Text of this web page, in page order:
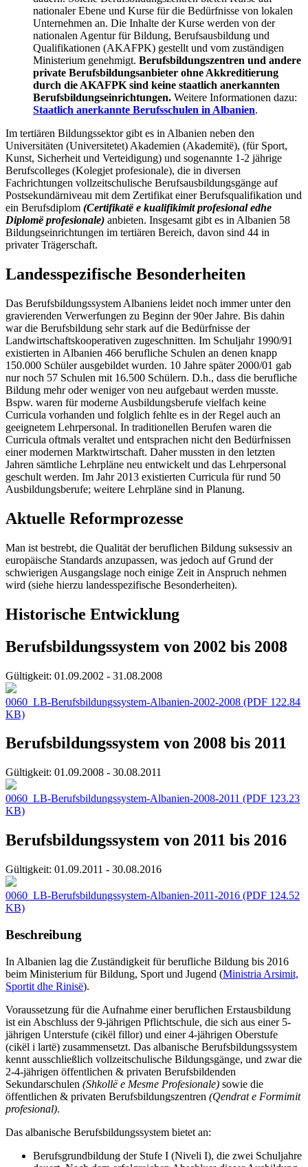
nationaler Ebene und Kurse für die Bedürfnisse von lokalen
Unternehmen an. Die Inhalte der Kurse werden von der
nationalen Agenturfür Bildung, Berufsausbildung und
Qualifikationen (AKAFPK) gestellt und vom zuständigen
Ministerium genehmigt. Berufsbildungszentren und andere
private Berufsbildungsanbieter ohne Akkreditierung
durch die AKAFPK sind keine staatlich anerkannten
Berufsbildungseinrichtungen. Weitere Informationen dazu:
Staatlich anerkannte Berufsschulen in Albanien.
Im tertiären Bildungssektor gibt es in Albanien neben den
Universitäten (Universitetet) Akademien (Akademitë), (für Sport,
Kunst, Sicherheit und Verteidigung) und sogenannte 1-2 jährige
Berufscolleges (Kolegjet profesionale), die in diversen
Fachrichtungen vollzeitschulische Berufsausbildungsgänge auf
Postsekundärniveau mit dem Zertifikat einer Berufsqualifikation und
ein Berufsdiplom (Certifikatë e kualifikimit profesional edhe
Diplomë profesionale) anbieten. Insgesamt gibt es in Albanien 58
Bildungseinrichtungen im tertiären Bereich, davon sind 44 in
privater Trägerschaft.
Landesspezifische Besonderheiten
Das Berufsbildungssystem Albaniens leidet noch immer unter den
gravierenden Verwerfungen zu Beginn der 90er Jahre. Bis dahin
war die Berufsbildung sehr stark auf die Bedürfnisse der
Landwirtschaftskooperativen zugeschnitten. Im Schuljahr 1990/91
existierten in Albanien 466 berufliche Schulen an denen knapp
150.000 Schüler ausgebildet wurden. 10 Jahre später 2000/01 gab
nur noch 57 Schulen mit 16.500 Schülern. D.h., dass die berufliche
Bildung mehr oder weniger von neu aufgebaut werden musste.
Bspw. waren für moderne Ausbildungsberufe vielfach keine
Curricula vorhanden und folglich fehlte es in der Regel auch an
geeignetem Lehrpersonal. In traditionellen Berufen waren die
Curricula oftmals veraltet und entsprachen nicht den Bedürfnissen
einer modernen Marktwirtschaft. Daher mussten in den letzten
Jahren sämtliche Lehrpläne neu entwickelt und das Lehrpersonal
geschult werden. Im Jahr 2013 existierten Curricula für rund 50
Ausbildungsberufe; weitere Lehrpläne sind in Planung.
Aktuelle Reformprozesse
Man ist bestrebt, die Qualität der beruflichen Bildung suksessiv an
europäische Standards anzupassen, was jedoch auf Grund der
schwierigen Ausgangslage noch einige Zeit in Anspruch nehmen
wird (siehe hierzu landesspezifische Besonderheiten).
Historische Entwicklung
Berufsbildungssystem von 2002 bis 2008
Gültigkeit: 01.09.2002 - 31.08.2008
0060_LB-Berufsbildungssystem-Albanien-2002-2008 (PDF 122.84
KB)
Berufsbildungssystem von 2008 bis 2011
Gültigkeit: 01.09.2008 - 30.08.2011
0060_LB-Berufsbildungssystem-Albanien-2008-2011 (PDF 123.23
KB)
Berufsbildungssystem von 2011 bis 2016
Gültigkeit: 01.09.2011 - 30.08.2016
0060_LB-Berufsbildungssystem-Albanien-2011-2016 (PDF 124.52
KB)
Beschreibung
In Albanien lag die Zuständigkeit für berufliche Bildung bis 2016
beim Ministerium für Bildung, Sport und Jugend (Ministria Arsimit,
Sportit dhe Rinisë).
Voraussetzung für die Aufnahme einer beruflichen Erstausbildung
ist ein Abschluss der 9-jährigen Pflichtschule, die sich aus einer 5-
jährigen Unterstufe (cikël fillor) und einer 4-jährigen Oberstufe
(cikël i lartë) zusammensetzt. Das albanische Berufsbildungssystem
kennt ausschließlich vollzeitschulische Bildungsgänge, und zwar die
2-4-jährigen öffentlichen & privaten Berufsbildenden
Sekundarschulen (Shkollë e Mesme Profesionale) sowie die
öffentlichen & privaten Berufsbildungszentren (Qendrat e Formimit
profesional).
Das albanische Berufsbildungssystem bietet an:
Berufsgrundbildung der Stufe I (Niveli I), die zwei Schuljahre